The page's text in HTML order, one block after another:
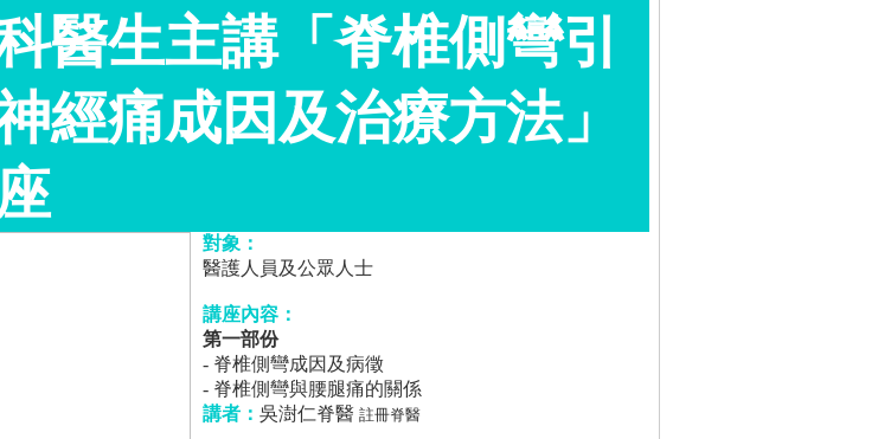
醫生主講「脊椎側彎引
經痛成因及治療方法」
對象：
醫護人員及公眾人士
講座內容：
第一部份
- 脊椎側彎成因及病徵
- 脊椎側彎與腰腿痛的關係
講者： 吳澍仁脊醫 註冊脊醫